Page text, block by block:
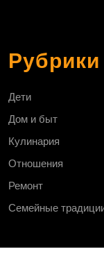
Рубрики
Дети
Дом и быт
Кулинария
Отношения
Ремонт
Семейные